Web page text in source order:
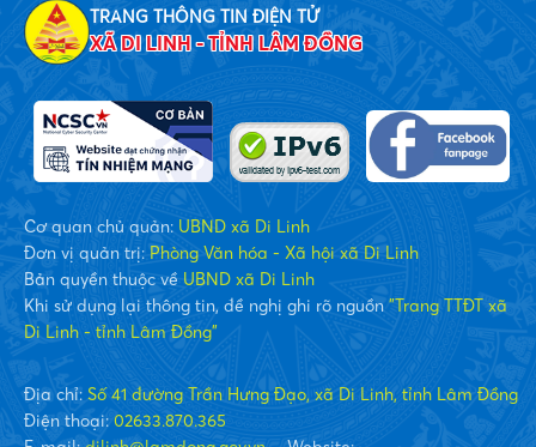
TRANG THÔNG TIN ĐIỆN TỬ
XÃ DI LINH - TỈNH LÂM ĐỒNG
Cơ quan chủ quản: UBND xã Di Linh
Đơn vị quản trị: Phòng Văn hóa - Xã hội xã Di Linh
Bản quyền thuộc về UBND xã Di Linh
Khi sử dụng lại thông tin, đề nghị ghi rõ nguồn"Trang TTĐT xã
Di Linh - tỉnh Lâm Đồng"
Địa chỉ: Số 41 đường Trần Hưng Đạo, xã Di Linh, tỉnh Lâm Đồng
Điện thoại:02633.870.365